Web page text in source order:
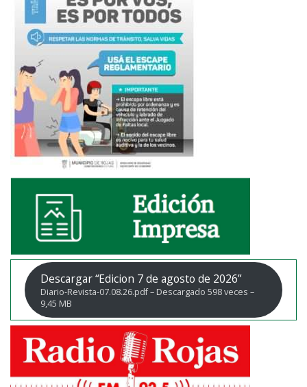
Descargar “Edicion 7 de agosto de 2026”
Diario-Revista-07.08.26.pdf – Descargado 598 veces –
9,45 MB